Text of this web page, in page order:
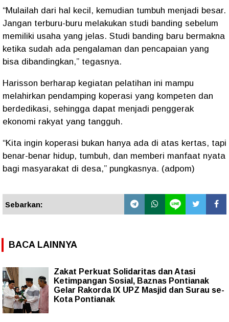
“Mulailah dari hal kecil, kemudian tumbuh menjadi besar.
Jangan terburu-buru melakukan studi banding sebelum
memiliki usaha yang jelas. Studi banding baru bermakna
ketika sudah ada pengalaman dan pencapaian yang
bisa dibandingkan,” tegasnya.
Harisson berharap kegiatan pelatihan ini mampu
melahirkan pendamping koperasi yang kompeten dan
berdedikasi, sehingga dapat menjadi penggerak
ekonomi rakyat yang tangguh.
“Kita ingin koperasi bukan hanya ada di atas kertas, tapi
benar-benar hidup, tumbuh, dan memberi manfaat nyata
bagi masyarakat di desa,” pungkasnya. (adpom)
Sebarkan:
BACA LAINNYA
Zakat Perkuat Solidaritas dan Atasi
Ketimpangan Sosial, Baznas Pontianak
Gelar Rakorda IX UPZ Masjid dan Surau se-
Kota Pontianak